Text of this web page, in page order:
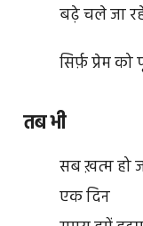
बढ़े चले जा
सिर्फ़ प्रेम
तब भी
सब ख़त्म हो
एक दिन